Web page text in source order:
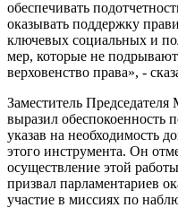
обеспечивать
оказывать поддержку
ключевых социальных и
мер, которые не
верховенство права», -
Заместитель
выразил обеспокоенность
указав на необходимость
этого инструмента. Он
осуществление этой
призвал парламентариев
участие в миссиях по